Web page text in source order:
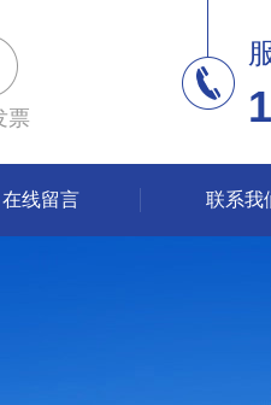
票
在线留言 联系我